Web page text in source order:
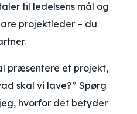
til ledelsens mål og
projektleder – du
præsentere et projekt,
skal vi lave?” Spørg
hvorfor det betyder